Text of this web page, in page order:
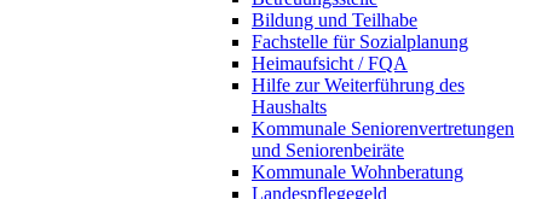
Bildung und Teilhabe
Fachstelle für Sozialplanung
Heimaufsicht / FQA
Hilfe zur Weiterführung des
Haushalts
Kommunale Seniorenvertretungen
und Seniorenbeiräte
Kommunale Wohnberatung
Landespflegegeld